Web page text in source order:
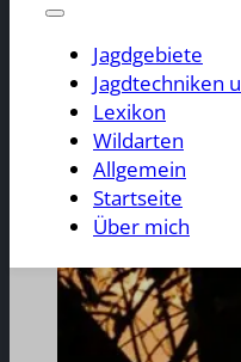
Jagdgebiete
Jagdtechniken
Lexikon
Wildarten
Allgemein
Startseite
Über mich
Über mich